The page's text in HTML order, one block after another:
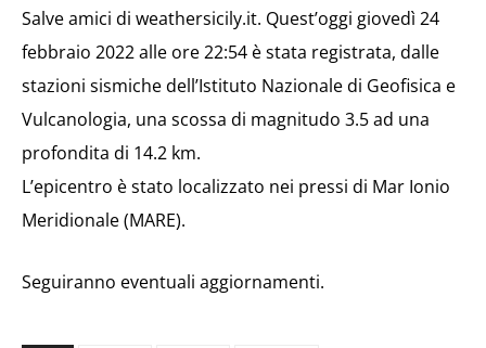
Salve amici di weathersicily.it. Quest’oggi giovedì 24
febbraio 2022 alle ore 22:54 è stata registrata, dalle
stazioni sismiche dell’Istituto Nazionale di Geofisica e
Vulcanologia, una scossa di magnitudo 3.5 ad una
profondita di 14.2 km.
L’epicentro è stato localizzato nei pressi di Mar Ionio
Meridionale (MARE).
Seguiranno eventuali aggiornamenti.